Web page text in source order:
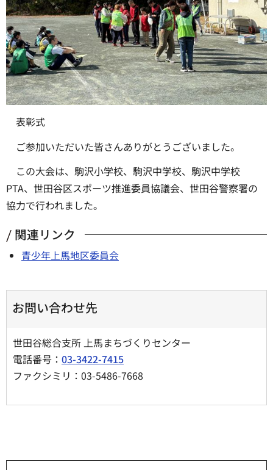
表彰式
ご参加いただいた皆さんありがとうございました。
この大会は、駒沢小学校、駒沢中学校、駒沢中学校
PTA、世田谷区スポーツ推進委員協議会、世田谷警察署の
協力で行われました。
関連リンク
青少年上馬地区委員会
お問い合わせ先
世田谷総合支所 上馬まちづくりセンター
電話番号： 03-3422-7415
ファクシミリ：03-5486-7668